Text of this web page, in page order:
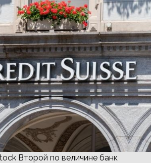
Второй по величине банк